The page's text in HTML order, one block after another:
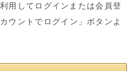
してログインまたは会員登
ウントでログイン」ボタンよ